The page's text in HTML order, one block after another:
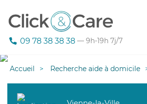
09 78 38 38 38 — 9h-19h 7j/7
Accueil Recherche aide à domicile